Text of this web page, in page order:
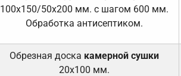
100х150/50х200 мм. с шагом 600 мм.
Обработка антисептиком.
Обрезная доска камерной сушки
20х100 мм.